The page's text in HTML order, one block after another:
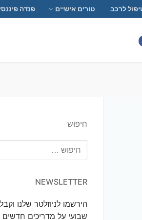
לרכב טורים אישיים פנדה
חיפוש
NEWSLETTER
הירשמו לניוזלטר שלנו
שבועי על מדריכים